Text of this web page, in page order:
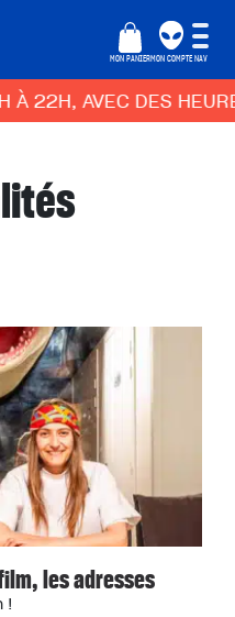
MON PANIERMON COMPTE NAV
DES HEURES
les adresses
!